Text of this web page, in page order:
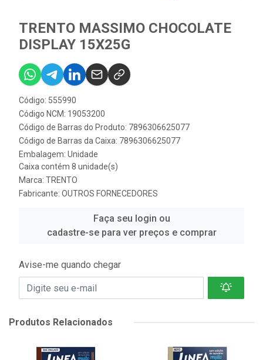
TRENTO MASSIMO CHOCOLATE
DISPLAY 15X25G
Código: 555990
Código NCM: 19053200
Código de Barras do Produto: 7896306625077
Código de Barras da Caixa: 7896306625077
Embalagem: Unidade
Caixa contém 8 unidade(s)
Marca: TRENTO
Fabricante: OUTROS FORNECEDORES
Faça seu login ou
cadastre-se para ver preços e comprar
Avise-me quando chegar
Produtos Relacionados